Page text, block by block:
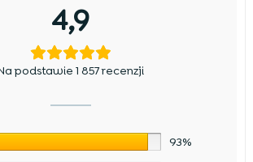
4,9
podstawie 1 857 recenzji
93%